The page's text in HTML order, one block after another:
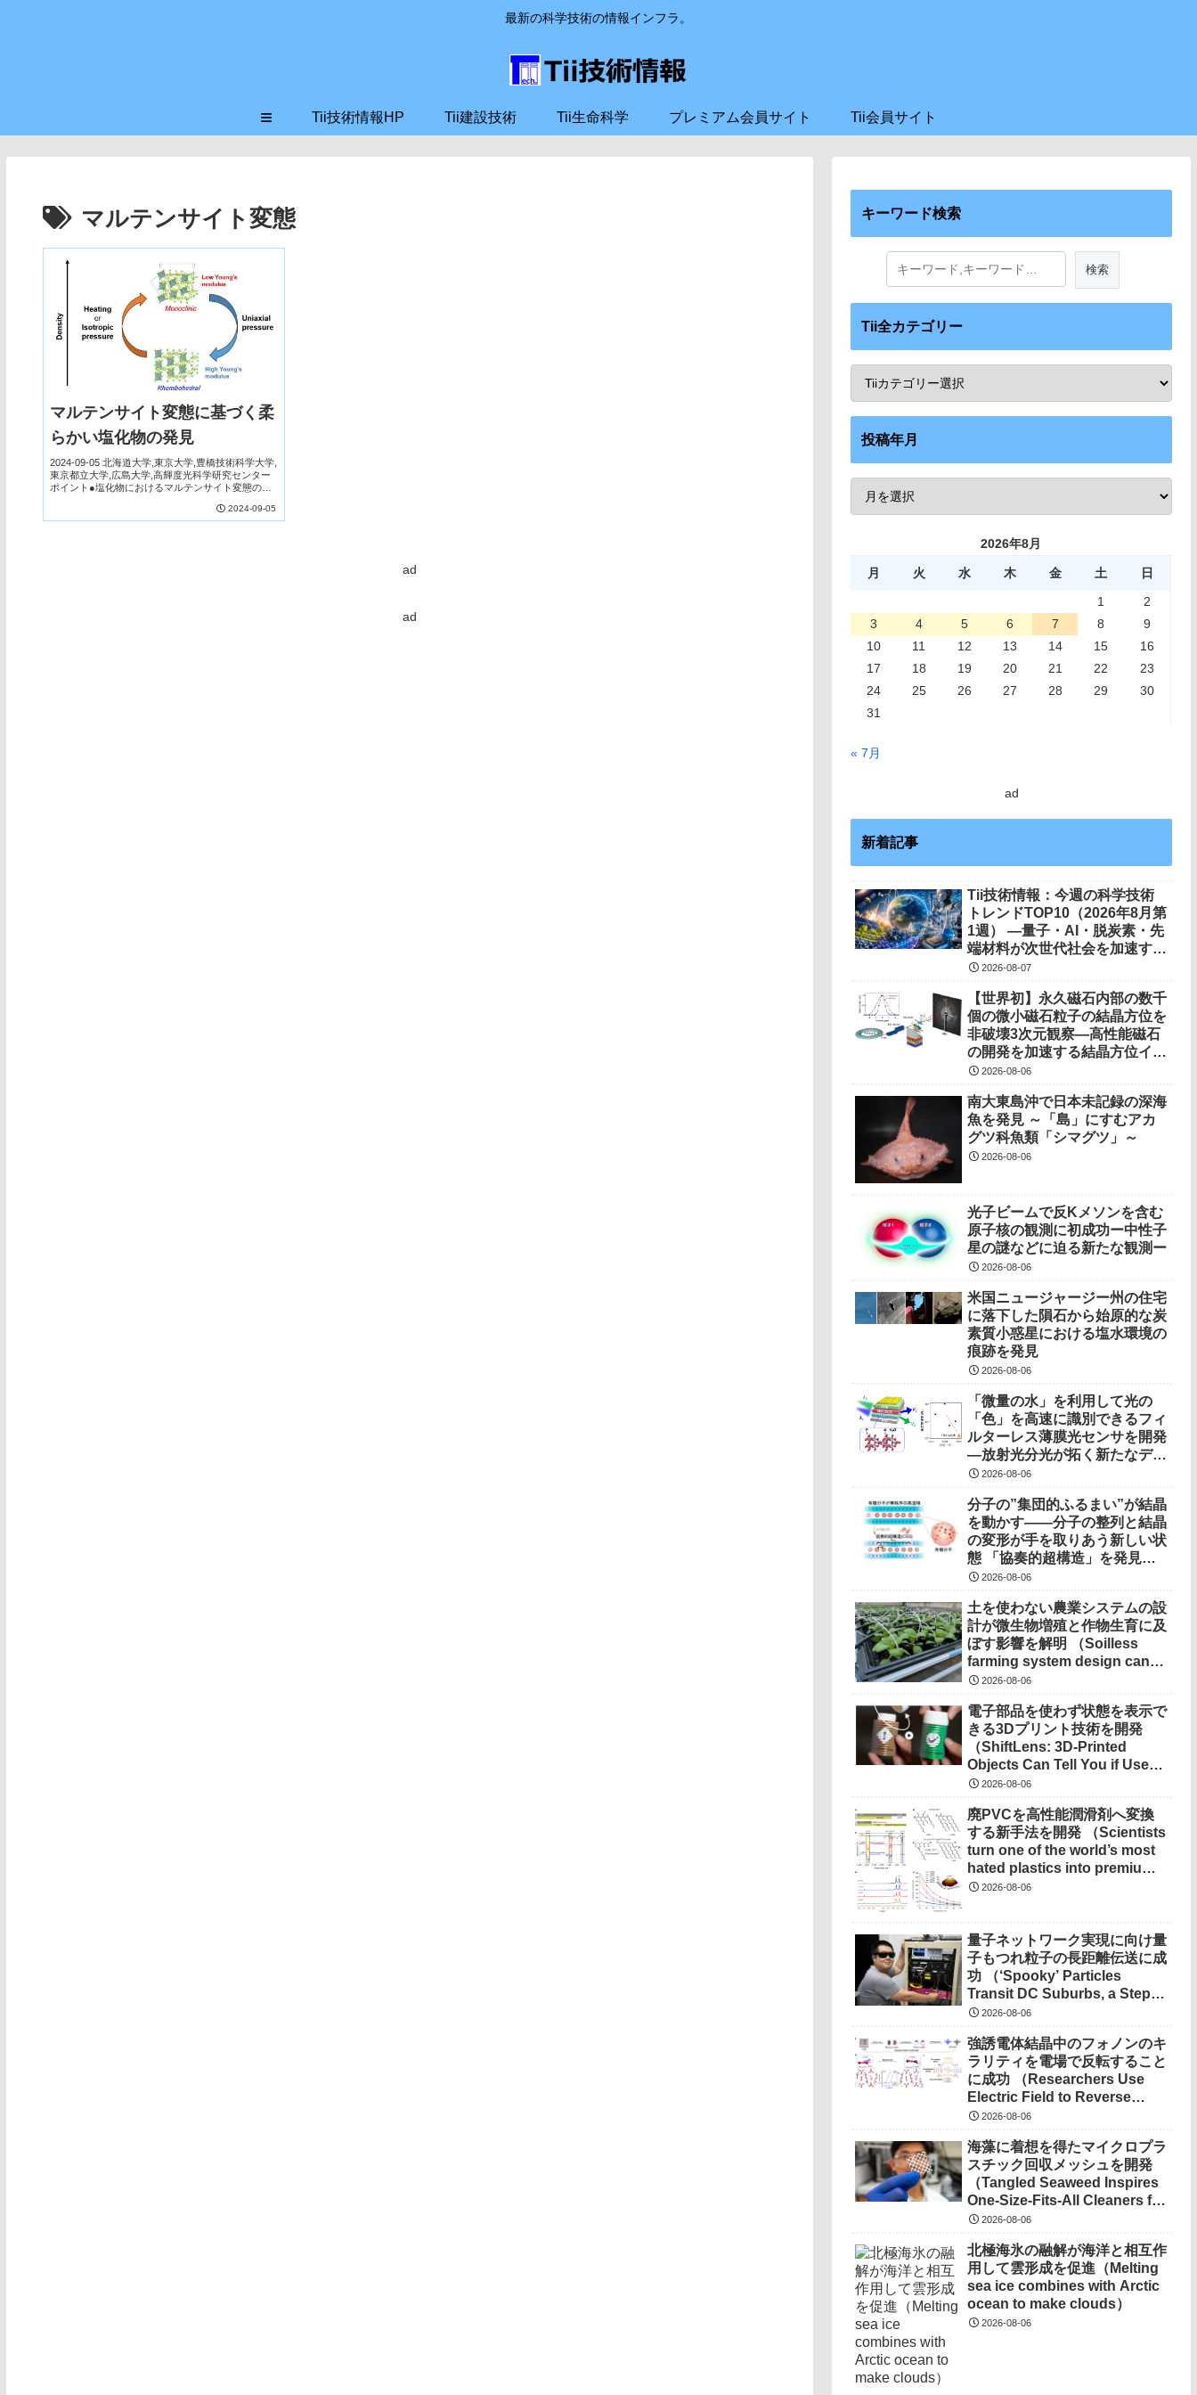
最新の科学技術の情報インフラ。
≡ Tii技術情報HP Tii建設技術 Tii生命科学 プレミアム会員サイト Tii会員サイト
マルテンサイト変態
マルテンサイト変態に基づく柔
らかい塩化物の発見
2024-09-05 北海道大学,東京大学,豊橋技術科学大学,
東京都立大学,広島大学,高輝度光科学研究センター
ポイント●塩化物におけるマルテンサイト変態の発
案。●非酸化物における機械的性質の変換...2024-09-05
ad
ad
キーワード検索
Tii全カテゴリー
投稿年月
2026年8月
月 火 水 木 金 土
日
1
2
3
4 5 6 7 8
9
10
11 12 13 14 15
16
17
18 19 20 21 22
23
24
25 26 27 28 29
30
31
« 7月
ad
新着記事
Tii技術情報：今週の科学技術
トレンドTOP10（2026年8月第
1週） ―量子・AI・脱炭素・先
端材料が次世代社会を加速する
―2026-08-07
【世界初】永久磁石内部の数千
個の微小磁石粒子の結晶方位を
非破壊3次元観察―高性能磁石
の開発を加速する結晶方位イメ
ージング技術を開発―
2026-08-06
南大東島沖で日本未記録の深海
魚を発見 ～「島」にすむアカ
グツ科魚類「シマグツ」～
2026-08-06
光子ビームで反Kメソンを含む
原子核の観測に初成功ー中性子
星の謎などに迫る新たな観測ー
2026-08-06
米国ニュージャージー州の住宅
に落下した隕石から始原的な炭
素質小惑星における塩水環境の
痕跡を発見
2026-08-06
「微量の水」を利用して光の
「色」を高速に識別できるフィ
ルターレス薄膜光センサを開発
―放射光分光が拓く新たなデバ
イス駆動原理―
2026-08-06
分子の”集団的ふるまい”が結晶
を動かす――分子の整列と結晶
の変形が手を取りあう新しい状
態 「協奏的超構造」を発見
――2026-08-06
土を使わない農業システムの設
計が微生物増殖と作物生育に及
ぼす影響を解明 （Soilless
farming system design can
determine microbial growth,
2026-08-06
電子部品を使わず状態を表示で
きる3Dプリント技術を開発
（ShiftLens: 3D-Printed
Objects Can Tell You if Used
Properly）
2026-08-06
廃PVCを高性能潤滑剤へ変換
する新手法を開発 （Scientists
turn one of the world’s most
hated plastics into premium
lubricant）
2026-08-06
量子ネットワーク実現に向け量
子もつれ粒子の長距離伝送に成
功 （‘Spooky’ Particles
Transit DC Suburbs, a Step
Toward a Quantum
ワーク実現に向け量子もつれ粒
子の長距離伝送に成功
（‘Spooky’ Particles Transit
DC Suburbs, a Step Toward a
Quantum Network）
2026-08-06
強誘電体結晶中のフォノンのキ
ラリティを電場で反転すること
に成功 （Researchers Use
Electric Field to Reverse
Phonon Chirality in
2026-08-06
海藻に着想を得たマイクロプラ
スチック回収メッシュを開発
（Tangled Seaweed Inspires
One-Size-Fits-All Cleaners for
Ocean Microplastics）
2026-08-06
北極海氷の融解が海洋と相互作
用して雲形成を促進（Melting
sea ice combines with Arctic
ocean to make clouds）
2026-08-06